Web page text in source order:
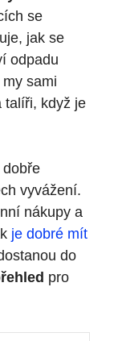
se
jak se
odpadu
sami
talíři, když je
vyvážení.
nákupy a
je dobré mít
do
pro